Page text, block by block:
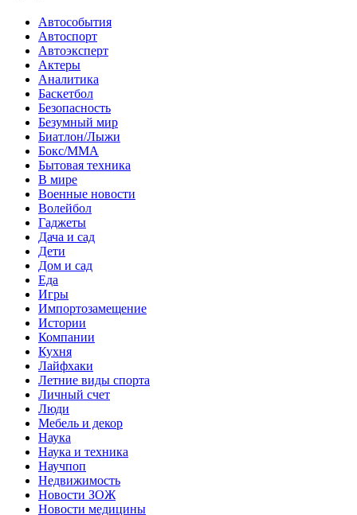
Автособытия
Автоспорт
Автоэксперт
Актеры
Аналитика
Баскетбол
Безопасность
Безумный мир
Биатлон/Лыжи
Бокс/MMA
Бытовая техника
В мире
Военные новости
Волейбол
Гаджеты
Дача и сад
Дети
Дом и сад
Еда
Игры
Импортозамещение
Истории
Компании
Кухня
Лайфхаки
Летние виды спорта
Личный счет
Люди
Мебель и декор
Наука
Наука и техника
Научпоп
Недвижимость
Новости ЗОЖ
Новости медицины